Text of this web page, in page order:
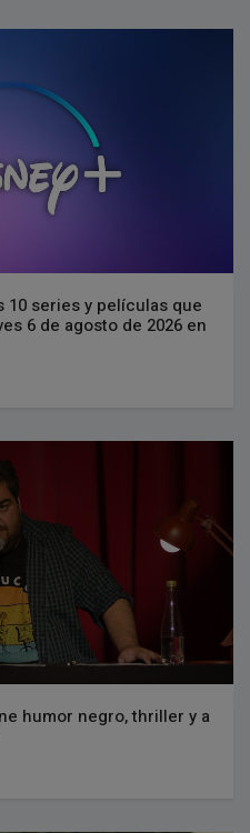
10 series y películas que
6 de agosto de 2026 en
humor negro, thriller y a